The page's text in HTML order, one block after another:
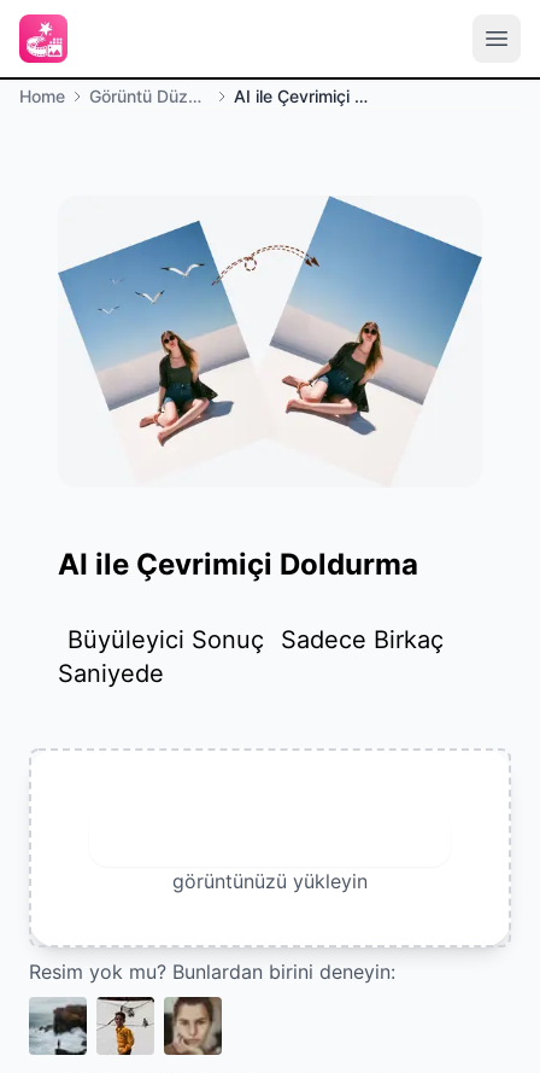
Home Görüntü Düzenleme AI ile Çevrimiçi Doldurma
AI ile Çevrimiçi Doldurma
Büyüleyici Sonuç
Sadece Birkaç
Saniyede
görüntünüzü yükleyin
Resim yok mu? Bunlardan birini deneyin: